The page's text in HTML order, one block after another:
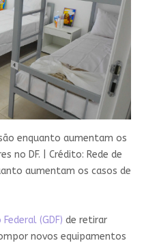
enquanto aumentam os
no DF.
Crédito: Rede de
aumentam os casos de
(GDF) de retirar
novos equipamentos